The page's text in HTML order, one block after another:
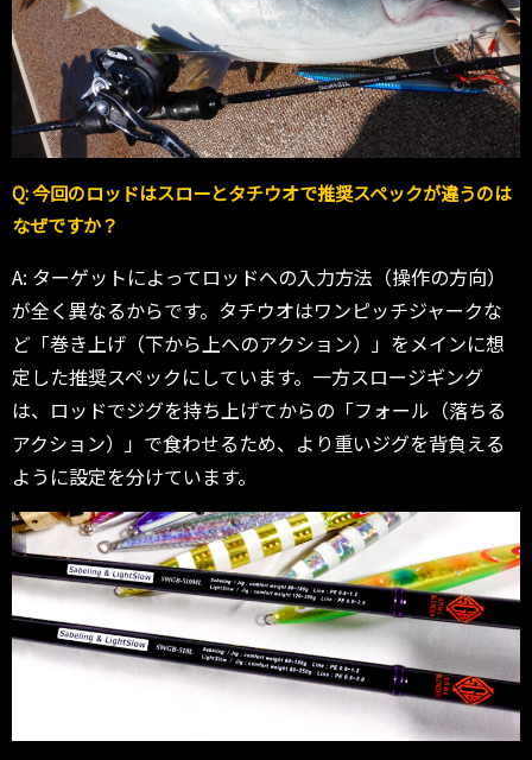
Q: 今回のロッドはスローとタチウオで推奨スペックが違うのは
なぜですか？
A: ターゲットによってロッドへの入力方法（操作の方向）
が全く異なるからです。タチウオはワンピッチジャークな
ど「巻き上げ（下から上へのアクション）」をメインに想
定した推奨スペックにしています。一方スロージギング
は、ロッドでジグを持ち上げてからの「フォール（落ちる
アクション）」で食わせるため、より重いジグを背負える
ように設定を分けています。